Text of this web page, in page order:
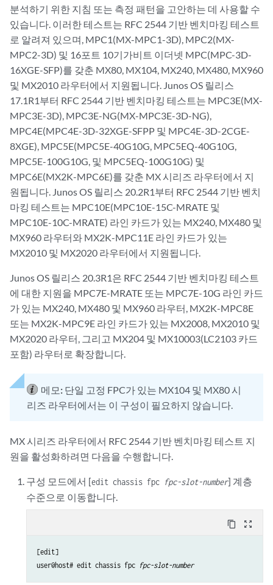
분석하기 위한 지침 또는 측정 패턴을 고안하는 데 사용할 수
있습니다. 이러한 테스트는 RFC 2544 기반 벤치마킹 테스트
로 알려져 있으며, MPC1(MX-MPC1-3D), MPC2(MX-
MPC2-3D) 및 16포트 10기가비트 이더넷 MPC(MPC-3D-
16XGE-SFP)를 갖춘 MX80, MX104, MX240, MX480, MX960
및 MX2010 라우터에서 지원됩니다. Junos OS 릴리스
17.1R1부터 RFC 2544 기반 벤치마킹 테스트는 MPC3E(MX-
MPC3E-3D), MPC3E-NG(MX-MPC3E-3D-NG),
MPC4E(MPC4E-3D-32XGE-SFPP 및 MPC4E-3D-2CGE-
8XGE), MPC5E(MPC5E-40G10G, MPC5EQ-40G10G,
MPC5E-100G10G, 및 MPC5EQ-100G10G) 및
MPC6E(MX2K-MPC6E)를 갖춘 MX 시리즈 라우터에서 지
원됩니다. Junos OS 릴리스 20.2R1부터 RFC 2544 기반 벤치
마킹 테스트는 MPC10E(MPC10E-15C-MRATE 및
MPC10E-10C-MRATE) 라인 카드가 있는 MX240, MX480 및
MX960 라우터와 MX2K-MPC11E 라인 카드가 있는
MX2010 및 MX2020 라우터에서 지원됩니다.
Junos OS 릴리스 20.3R1은 RFC 2544 기반 벤치마킹 테스트
에 대한 지원을 MPC7E-MRATE 또는 MPC7E-10G 라인 카드
가 있는 MX240, MX480 및 MX960 라우터, MX2K-MPC8E
또는 MX2K-MPC9E 라인 카드가 있는 MX2008, MX2010 및
MX2020 라우터, 그리고 MX204 및 MX10003(LC2103 카드
포함) 라우터로 확장합니다.
메모: 단일 고정 FPC가 있는 MX104 및 MX80 시
리즈 라우터에서는 이 구성이 필요하지 않습니다.
MX 시리즈 라우터에서 RFC 2544 기반 벤치마킹 테스트 지
원을 활성화하려면 다음을 수행합니다.
구성 모드에서 [edit chassis fpc fpc-slot-number] 계층
수준으로 이동합니다.
content_copy zoom_out_map
[edit]
user@host# edit chassis fpc fpc-slot-number